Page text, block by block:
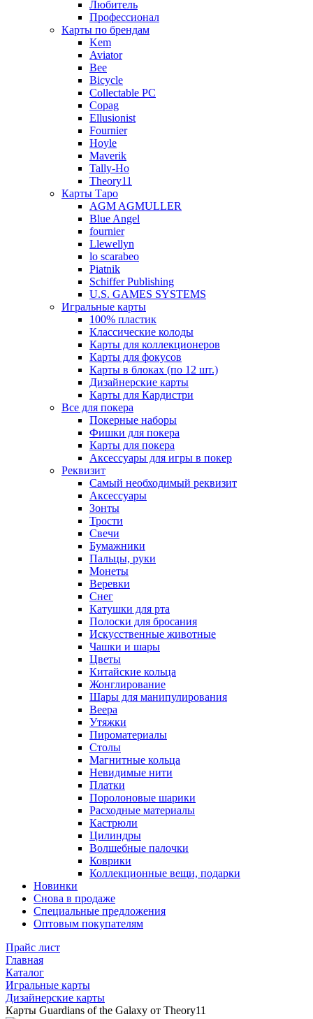
Любитель
Профессионал
Карты по брендам
Kem
Aviator
Bee
Bicycle
Collectable PC
Copag
Ellusionist
Fournier
Hoyle
Maverik
Tally-Ho
Theory11
Карты Таро
AGM AGMULLER
Blue Angel
fournier
Llewellyn
lo scarabeo
Piatnik
Schiffer Publishing
U.S. GAMES SYSTEMS
Игральные карты
100% пластик
Классические колоды
Карты для коллекционеров
Карты для фокусов
Карты в блоках (по 12 шт.)
Дизайнерские карты
Карты для Кардистри
Все для покера
Покерные наборы
Фишки для покера
Карты для покера
Аксессуары для игры в покер
Реквизит
Самый необходимый реквизит
Аксессуары
Зонты
Трости
Свечи
Бумажники
Пальцы, руки
Монеты
Веревки
Снег
Катушки для рта
Полоски для бросания
Искусственные животные
Чашки и шары
Цветы
Китайские кольца
Жонглирование
Шары для манипулирования
Веера
Утяжки
Пироматериалы
Столы
Магнитные кольца
Невидимые нити
Платки
Поролоновые шарики
Расходные материалы
Кастрюли
Цилиндры
Волшебные палочки
Коврики
Коллекционные вещи, подарки
Новинки
Снова в продаже
Специальные предложения
Оптовым покупателям
Прайс лист
Главная
Каталог
Игральные карты
Дизайнерские карты
Карты Guardians of the Galaxy от Theory11